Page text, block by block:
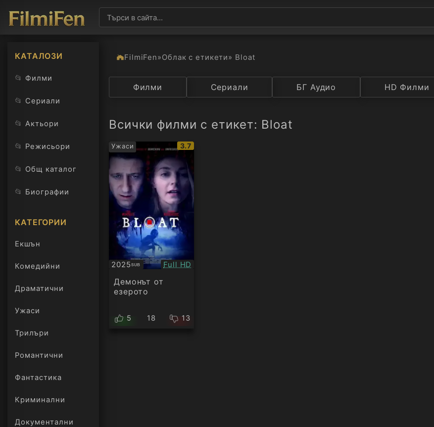
КАТАЛОЗИ
📂 Филми
📂 Сериали
📂 Актьори
📂 Режисьори
📂 Общ каталог
📂 Биографии
КАТЕГОРИИ
Екшън
Комедийни
Драматични
Ужаси
Трилъри
онлайн
Романтични
Фантастика
Криминални
Документални
FilmiFen»Облак с етикети» Bloat
Категория Държава
Филми Сериали БГ Аудио HD Филми
Всички филми с етикет: Bloat
Ужаси
IMDb
3.7
2025SUB
Субтитри Качество:
Full HD
Демонът от
езерото
5 18 13